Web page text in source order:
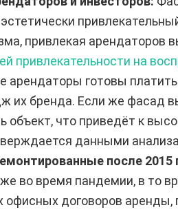
привлекая арендаторов
привлекательности на
арендаторы готовы
их бренда. Если же фасад
объект, что приведёт к
данными
после 2015
во время пандемии, в то
офисных договоров